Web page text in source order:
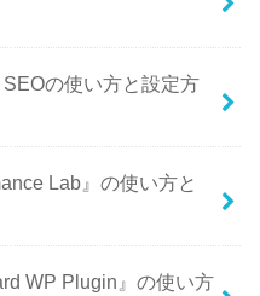
SEOの使い方と設定方
Lab』の使い方と
WP Plugin』の使い方